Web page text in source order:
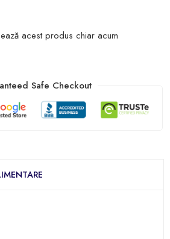
acest produs chiar acum
Safe Checkout